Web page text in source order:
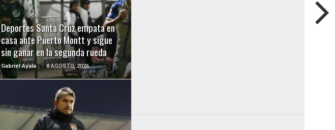
Deportes Santa Cruz empata en
casa ante Puerto Montt y sigue
sin ganar en la segunda rueda
Gabriel Ayala 8 AGOSTO, 2026
LEER MÁS